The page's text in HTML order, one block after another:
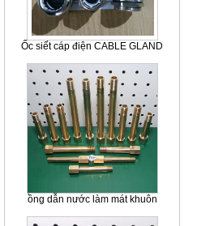
Ốc siết cáp điện CABLE GLAND
ồng dẫn nước làm mát khuôn